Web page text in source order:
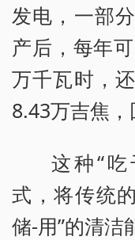
发电，一部
产后，每年
万千瓦时，
8.43万吉焦，
这种“
式，将传统
储-用”的清洁